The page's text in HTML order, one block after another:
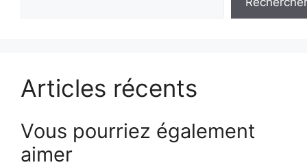
Articles récents
Vous pourriez également
aimer